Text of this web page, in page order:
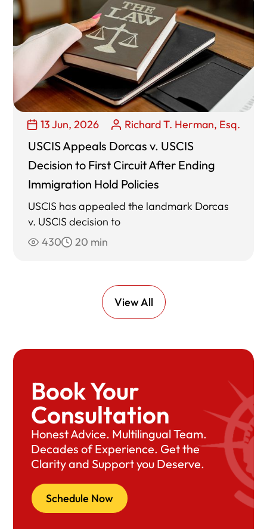
13 Jun, 2026 Richard T. Herman, Esq.
USCIS Appeals Dorcas v. USCIS
Decision to First Circuit After Ending
Immigration Hold Policies
USCIS has appealed the landmark Dorcas
v. USCIS decision to
430
20 min
View All
Book Your
Consultation
Honest Advice. Multilingual Team.
Decades of Experience. Get the
Clarity and Support you Deserve.
Schedule Now